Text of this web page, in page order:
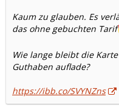
Kaum zu glauben. Es
das ohne gebuchten Tarif
Wie lange bleibt die
Guthaben auflade?
https://ibb.co/SVYNZns